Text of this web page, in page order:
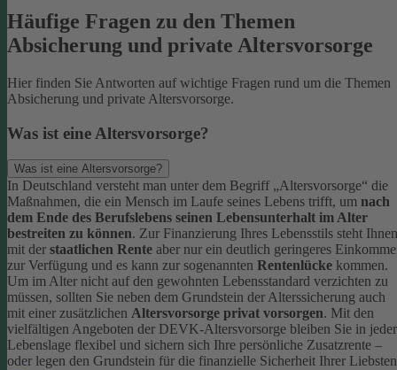
Häufige Fragen zu den Themen
Absicherung und private Altersvorsorge
Hier finden Sie Antworten auf wichtige Fragen rund um die Themen
Absicherung und private Altersvorsorge.
Was ist eine Altersvorsorge?
Was ist eine Altersvorsorge?
In Deutschland versteht man unter dem Begriff „Altersvorsorge“ die
Maßnahmen, die ein Mensch im Laufe seines Lebens trifft, um nach
dem Ende des Berufslebens seinen Lebensunterhalt im Alter
bestreiten zu können. Zur Finanzierung Ihres Lebensstils steht Ihnen
mit der staatlichen Rente aber nur ein deutlich geringeres
zur Verfügung und es kann zur sogenannten Rentenlücke kommen.
Um im Alter nicht auf den gewohnten Lebensstandard verzichten zu
müssen, sollten Sie neben dem Grundstein der Alterssicherung auch
mit einer zusätzlichen Altersvorsorge privat vorsorgen. Mit den
vielfältigen Angeboten der DEVK-Altersvorsorge bleiben Sie in jeder
Lebenslage flexibel und sichern sich Ihre persönliche Zusatzrente –
oder legen den Grundstein für die finanzielle Sicherheit Ihrer